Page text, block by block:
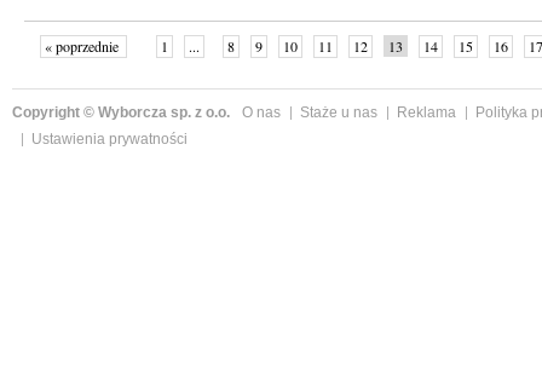
« poprzednie 1 ... 8 9 10 11 12 13 14 15 16 17
Copyright © Wyborcza sp. z o.o. O nas Staże u nas Reklama
Polityka
Ustawienia prywatności